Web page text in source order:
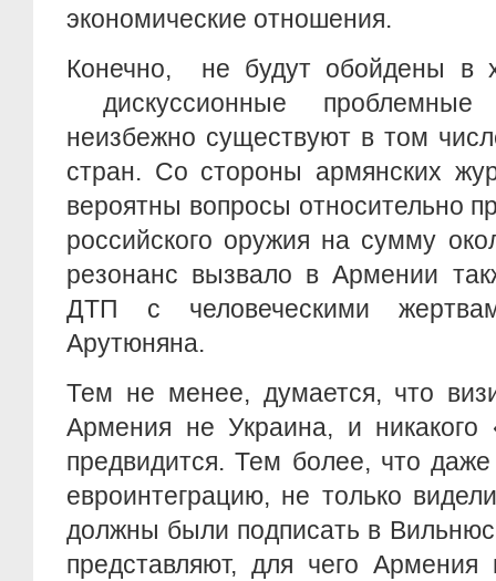
экономические отношения.
Конечно, не будут обойдены в
дискуссионные
неизбежно существуют в том
стран. Со стороны армянских
вероятны вопросы относительно
российского оружия на сумму
резонанс вызвало в Армении
ДТП с человеческими
Арутюняна.
Тем не менее, думается, что
Армения не Украина, и
предвидится. Тем более, что
евроинтеграцию, не только
должны были подписать в
представляют, для чего